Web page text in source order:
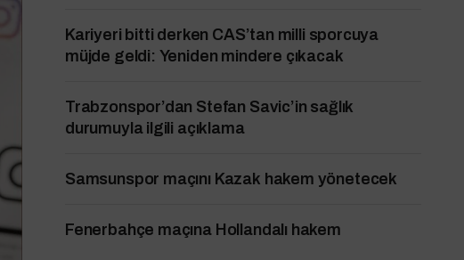
Kariyeri bitti derken CAS’tan milli sporcuya
müjde geldi: Yeniden mindere çıkacak
Trabzonspor’dan Stefan Savic’in sağlık
durumuyla ilgili açıklama
Samsunspor maçını Kazak hakem yönetecek
Fenerbahçe maçına Hollandalı hakem